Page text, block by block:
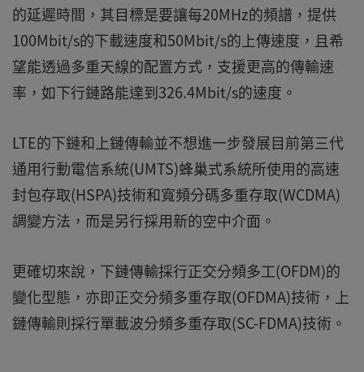
的延遲時間，其目標是要讓每20MHz的頻譜，提供
100Mbit/s的下載速度和50Mbit/s的上傳速度，且希
望能透過多重天線的配置方式，支援更高的傳輸速
率，如下行鏈路能達到326.4Mbit/s的速度。
LTE的下鏈和上鏈傳輸並不想進一步發展目前第三代
通用行動電信系統(UMTS)蜂巢式系統所使用的高速
封包存取(HSPA)技術和寬頻分碼多重存取(WCDMA)
調變方法，而是另行採用新的空中介面。
更確切來說，下鏈傳輸採行正交分頻多工(OFDM)的
變化型態，亦即正交分頻多重存取(OFDMA)技術，上
鏈傳輸則採行單載波分頻多重存取(SC-FDMA)技術。